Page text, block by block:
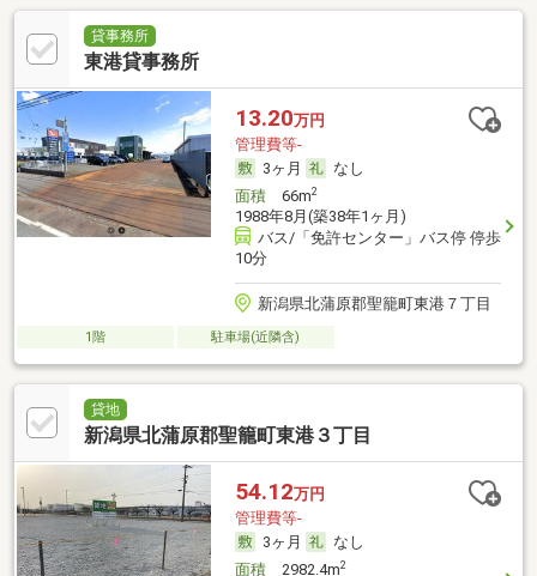
貸事務所
東港貸事務所
13.20万円
管理費等-
3ヶ月
なし
面積66m2
1988年8月(築38年1ヶ月)
バス/「免許センター」バス停 停歩
10分
新潟県北蒲原郡聖籠町東港７丁目
1階 駐車場(近隣含)
貸地
新潟県北蒲原郡聖籠町東港３丁目
54.12万円
管理費等-
3ヶ月
なし
面積2982.4m2